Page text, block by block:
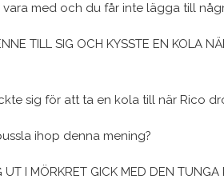
med och du får inte lägga till
TILL SIG OCH KYSSTE EN KOLA
sig för att ta en kola till när Rico
ihop denna mening?
UT I MÖRKRET GICK MED DEN